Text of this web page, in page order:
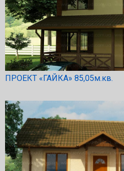
ПРОЕКТ «ГАЙКА» 85,05м.кв.